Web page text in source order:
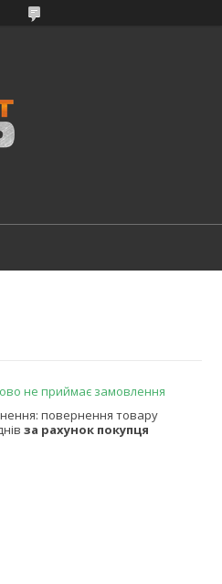
не приймає замовлення
повернення товару
за рахунок покупця